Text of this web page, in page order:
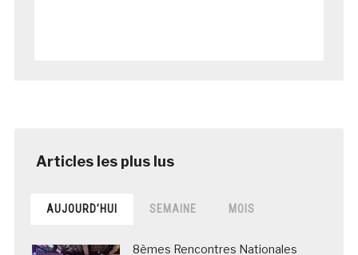
AUJOURD’HUI SEMAINE MOIS
8èmes Rencontres Nationales